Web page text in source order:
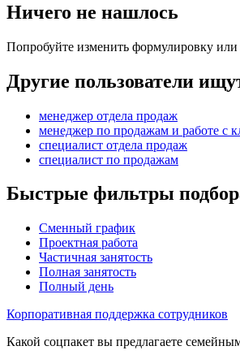
Ничего не нашлось
Попробуйте изменить формулировку
Другие пользователи
менеджер отдела продаж
менеджер по продажам и работе с
специалист отдела продаж
специалист по продажам
Быстрые фильтры
Сменный график
Проектная работа
Частичная занятость
Полная занятость
Полный день
Корпоративная поддержка сотрудников
Какой соцпакет вы предлагаете